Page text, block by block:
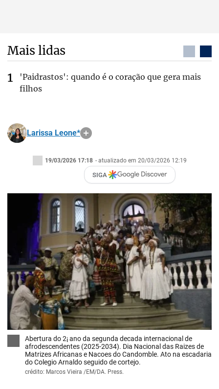
Mais lidas
'Paidrastos': quando é o coração que gera mais
filhos
Larissa Leone*
19/03/2026 17:18 - atualizado em 20/03/2026 12:19
SIGA
x
Abertura do 2¡ ano da segunda decada internacional de
afrodescendentes (2025-2034). Dia Nacional das Raizes de
Matrizes Africanas e Nacoes do Candomble. Ato na escadaria
do Colegio Arnaldo seguido de cortejo.
crédito: Marcos Vieira /EM/DA. Press.